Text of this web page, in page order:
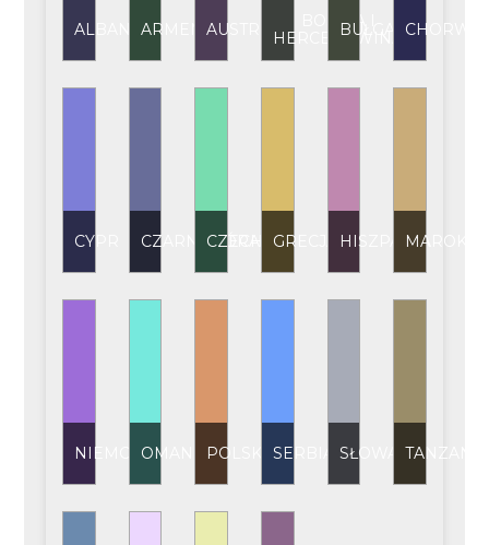
ALBANIAARMENIAAUSTRIA
BOŚNIA I
HERCEGOWINA
BUŁGARIA
CYPR CZARNOGÓRA
CZECHY GRECJA HISZPANIAMAROKO
NIEMCY OMAN POLSKASERBIA SŁOWACJATANZANIA